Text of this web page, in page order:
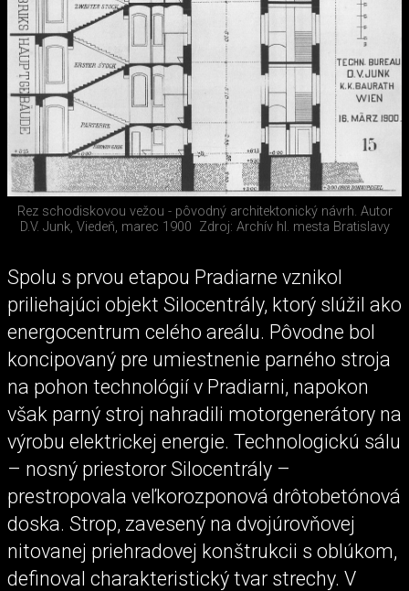
Rez schodiskovou vežou - pôvodný architektonický návrh. Autor
D.V. Junk, Viedeň, marec 1900 Zdroj: Archív hl. mesta Bratislavy
Spolu s prvou etapou Pradiarne vznikol
priliehajúci objekt Silocentrály, ktorý slúžil ako
energocentrum celého areálu. Pôvodne bol
koncipovaný pre umiestnenie parného stroja
na pohon technológií v Pradiarni, napokon
však parný stroj nahradili motorgenerátory na
výrobu elektrickej energie. Technologickú sálu
– nosný priestoror Silocentrály –
prestropovala veľkorozponová drôtobetónová
doska. Strop, zavesený na dvojúrovňovej
nitovanej priehradovej konštrukcii s oblúkom,
definoval charakteristický tvar strechy. V